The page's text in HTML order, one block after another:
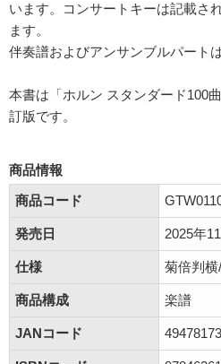
います。コンサートキーは記載さ
ます。
伴奏譜およびアンサンブルパート
本書は「ホルン スタンダード100
訂版です。
商品情報
商品コード
発売日 2025年
仕様 菊倍判横
商品構成 楽譜
JANコード